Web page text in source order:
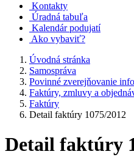
Kontakty
Úradná tabuľa
Kalendár podujatí
Ako vybaviť?
Úvodná stránka
Samospráva
Povinné zverejňovanie
Faktúry, zmluvy a
Faktúry
Detail faktúry 1075/2012
Detail faktúry